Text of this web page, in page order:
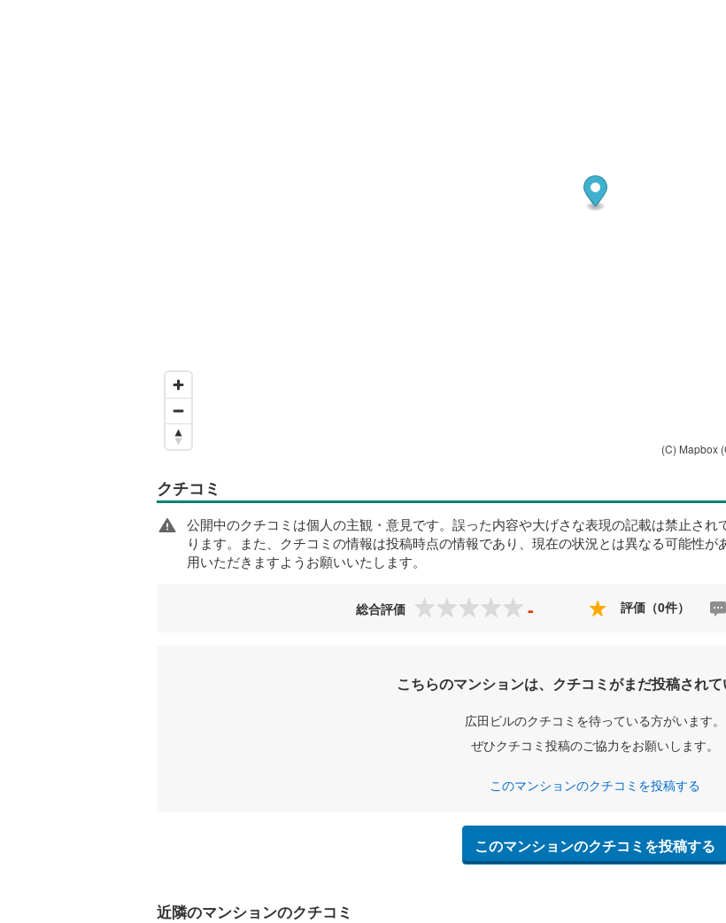
(C) Mapbox
クチコミ
公開中のクチコミは個人の主観・意見です。誤った内容や大げさな表現の記載は禁止さ
ります。また、クチコミの情報は投稿時点の情報であり、現在の状況とは異なる可能性
用いただきますようお願いいたします。
総合評価 - 評価（0件）
こちらのマンションは、クチコミがまだ投稿されて
広田ビルのクチコミを待っている方がいます。
ぜひクチコミ投稿のご協力をお願いします。
このマンションのクチコミを投稿する
このマンションのクチコミを投稿する
近隣のマンションのクチコミ